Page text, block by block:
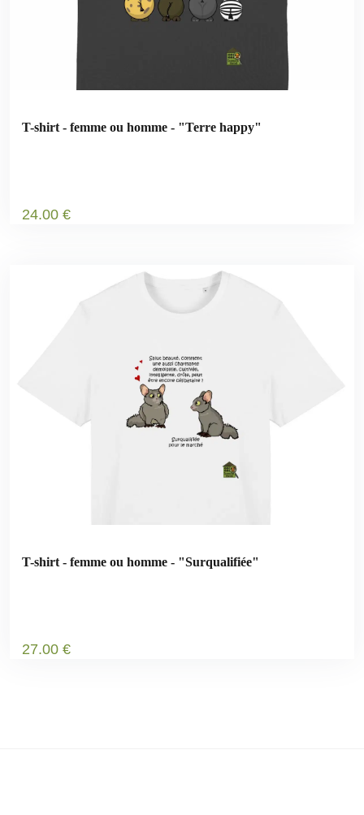
T-shirt - femme ou homme - "Terre happy"
24.00 €
T-shirt - femme ou homme - "Surqualifiée"
27.00 €